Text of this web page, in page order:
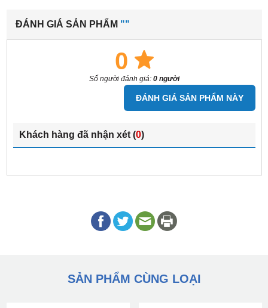
ĐÁNH GIÁ SẢN PHẨM ""
0
Số người đánh giá: 0 người
ĐÁNH GIÁ SẢN PHẨM NÀY
Khách hàng đã nhận xét (0)
SẢN PHẨM CÙNG LOẠI